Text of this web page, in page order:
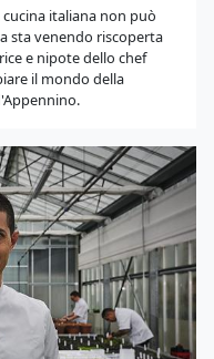
italiana non può
sta venendo riscoperta
e nipote dello chef
il mondo della